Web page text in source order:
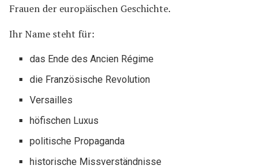
Frauen der europäischen Geschichte.
Ihr Name steht für:
das Ende des Ancien Régime
die Französische Revolution
Versailles
höfischen Luxus
politische Propaganda
historische Missverständnisse